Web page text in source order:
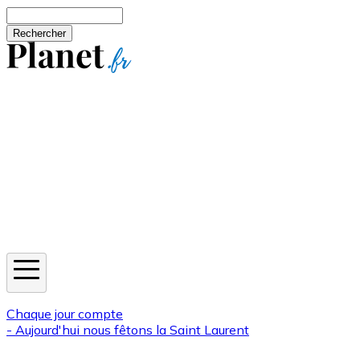
Chaque jour compte
- Aujourd'hui nous fêtons la Saint Laurent